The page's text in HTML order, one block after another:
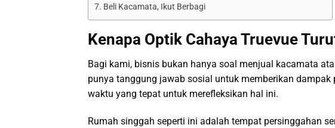
Beli Kacamata, Ikut Berbagi
Kenapa Optik Cahaya Truevue
Bagi kami, bisnis bukan hanya soal menjual kacamata
punya tanggung jawab sosial untuk memberikan
waktu yang tepat untuk merefleksikan hal ini.
Rumah singgah seperti ini adalah tempat persinggahan